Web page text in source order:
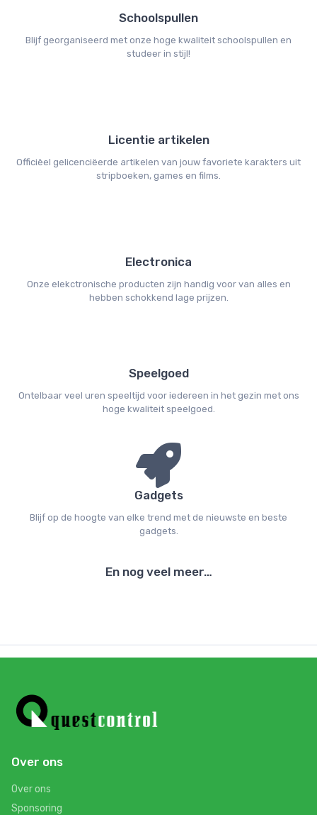
Schoolspullen
Blijf georganiseerd met onze hoge kwaliteit schoolspullen en
studeer in stijl!
Licentie artikelen
Officiëel gelicenciëerde artikelen van jouw favoriete karakters uit
stripboeken, games en films.
Electronica
Onze elekctronische producten zijn handig voor van alles en
hebben schokkend lage prijzen.
Speelgoed
Ontelbaar veel uren speeltijd voor iedereen in het gezin met ons
hoge kwaliteit speelgoed.
Gadgets
Blijf op de hoogte van elke trend met de nieuwste en beste
gadgets.
En nog veel meer…
Over ons
Over ons
Sponsoring